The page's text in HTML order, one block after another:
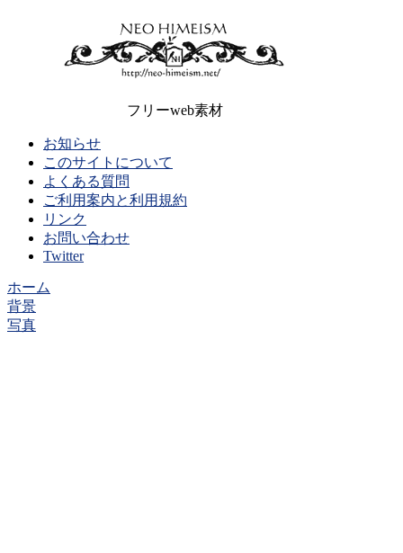
フリーweb素材
お知らせ
このサイトについて
よくある質問
ご利用案内と利用規約
リンク
お問い合わせ
Twitter
ホーム
背景
写真